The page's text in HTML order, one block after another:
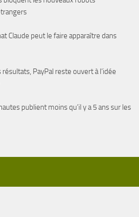
Claude peut le faire apparaître dans
PayPal reste ouvert à l’idée
publient moins qu’il y a 5 ans sur les